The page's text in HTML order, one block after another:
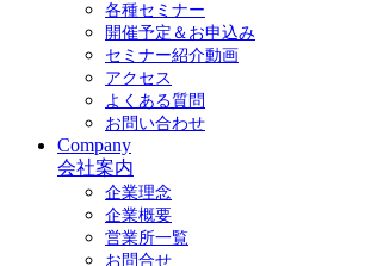
各種セミナー
開催予定＆お申込み
セミナー紹介動画
アクセス
よくある質問
お問い合わせ
Company
会社案内
企業理念
企業概要
営業所一覧
お問合せ